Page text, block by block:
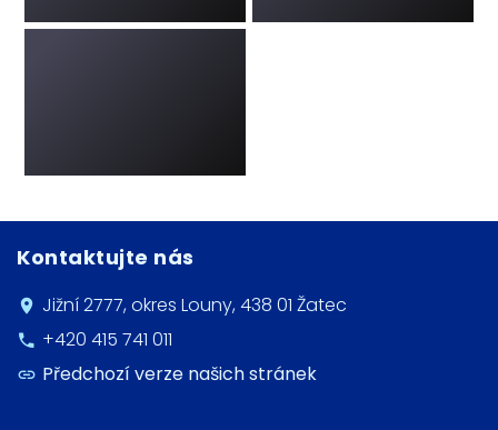
Kontaktujte nás
Jižní 2777, okres Louny, 438 01 Žatec
+420 415 741 011
Předchozí verze našich stránek